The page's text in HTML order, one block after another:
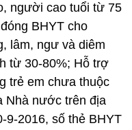
người cao tuổi từ 75
BHYT cho
lâm, ngư và diêm
từ 30-80%; Hỗ trợ
trẻ em chưa thuộc
Nhà nước trên địa
9-2016, số thẻ BHYT